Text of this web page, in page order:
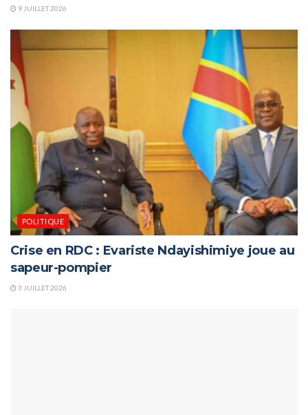
9 JUILLET 2026
POLITIQUE
Crise en RDC : Evariste Ndayishimiye joue au
sapeur-pompier
3 JUILLET 2026